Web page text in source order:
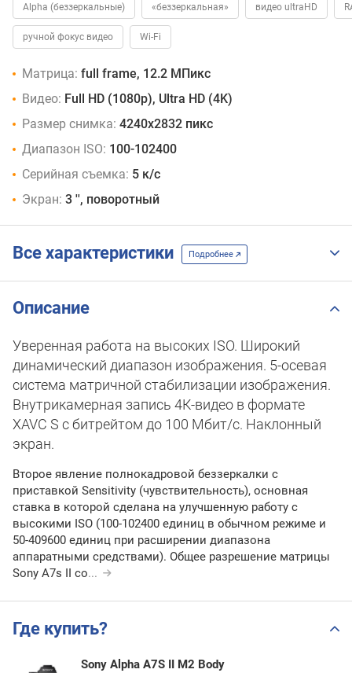
Alpha (беззеркальные) «беззеркальная» видео ultraHD
ручной фокус видео Wi-Fi
Матрица: full frame, 12.2 МПикс
Видео: Full HD (1080p), Ultra HD (4K)
Размер снимка: 4240x2832 пикс
Диапазон ISO: 100-102400
Серийная съемка: 5 к/с
Экран: 3 '', поворотный
Все характеристики Подробнее
Описание
Уверенная работа на высоких ISO. Широкий
динамический диапазон изображения. 5-осевая
система матричной стабилизации изображения.
Внутрикамерная запись 4К-видео в формате
XAVC S с битрейтом до 100 Мбит/с. Наклонный
экран.
Второе явление полнокадровой беззеркалки с
приставкой Sensitivity (чувствительность), основная
ставка в которой сделана на улучшенную работу с
высокими ISO (100-102400 единиц в обычном режиме и
50-409600 единиц при расширении диапазона
аппаратными средствами). Общее разрешение матрицы
Sony A7s II со...
Где купить?
Sony Alpha A7S II M2 Body